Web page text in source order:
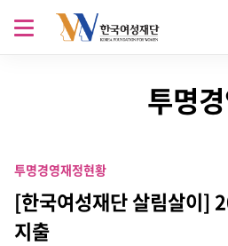
Skip to content
메뉴 열기
투명
투명경영재정현황
[한국여성재단 살림살이]
지출